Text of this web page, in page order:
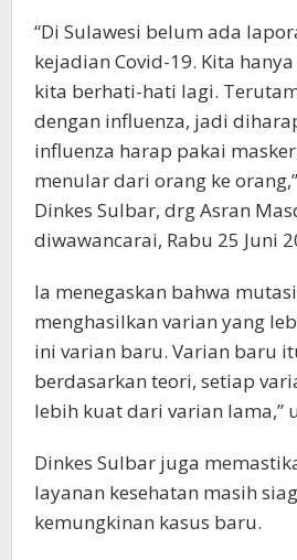
“Di Sulawesi belum ada
kejadian Covid-19. Kita
kita berhati-hati lagi.
dengan influenza, jadi
influenza harap pakai
menular dari orang ke
Dinkes Sulbar, drg Asran
diwawancarai, Rabu 25 Juni
Ia menegaskan bahwa
menghasilkan varian yang
ini varian baru. Varian baru
berdasarkan teori, setiap
lebih kuat dari varian lama,”
Dinkes Sulbar juga
layanan kesehatan masih
kemungkinan kasus baru.